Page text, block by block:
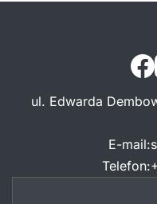
ul. Edwarda
E-mail:
Telefon: